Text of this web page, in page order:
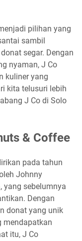
pilihan yang
sambil
segar. Dengan
nyaman, J Co
kuliner yang
kita telusuri lebih
J Co di Solo
& Coffee
pada tahun
Johnny
yang sebelumnya
Dengan
donat yang unik
mendapatkan
itu, J Co